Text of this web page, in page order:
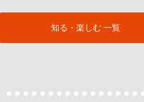
知る・楽しむ 一覧